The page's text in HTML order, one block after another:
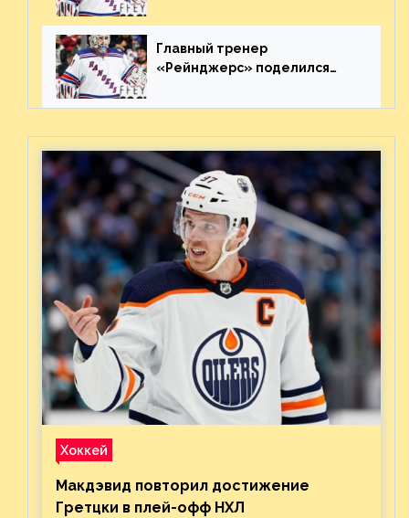
матча плей-офф. Видео
Главный тренер
«Рейнджерс» поделился
предстоящего финала
Хоккей
Макдэвид повторил достижение
Гретцки в плей-офф НХЛ